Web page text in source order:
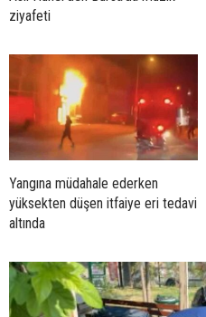
ziyafeti
Yangına müdahale ederken
yüksekten düşen itfaiye eri tedavi
altında